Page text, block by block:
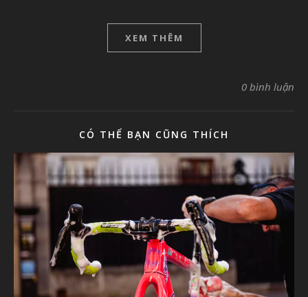
XEM THÊM
0 bình luận
CÓ THỂ BẠN CŨNG THÍCH